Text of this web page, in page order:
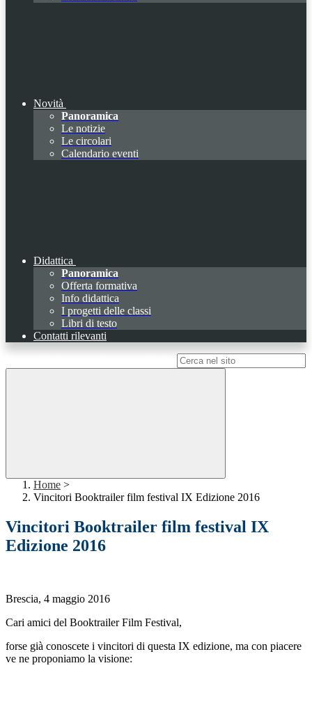
Novità
Panoramica
Le notizie
Le circolari
Calendario eventi
Didattica
Panoramica
Offerta formativa
Info didattica
I progetti delle classi
Libri di testo
Contatti rilevanti
Home >
Vincitori Booktrailer film festival IX Edizione 2016
Vincitori Booktrailer film festival IX
Edizione 2016
Brescia, 4 maggio 2016
Cari amici del Booktrailer Film Festival,
forse già conoscete i vincitori di questa IX edizione, ma con piacere
ve ne proponiamo la visione: